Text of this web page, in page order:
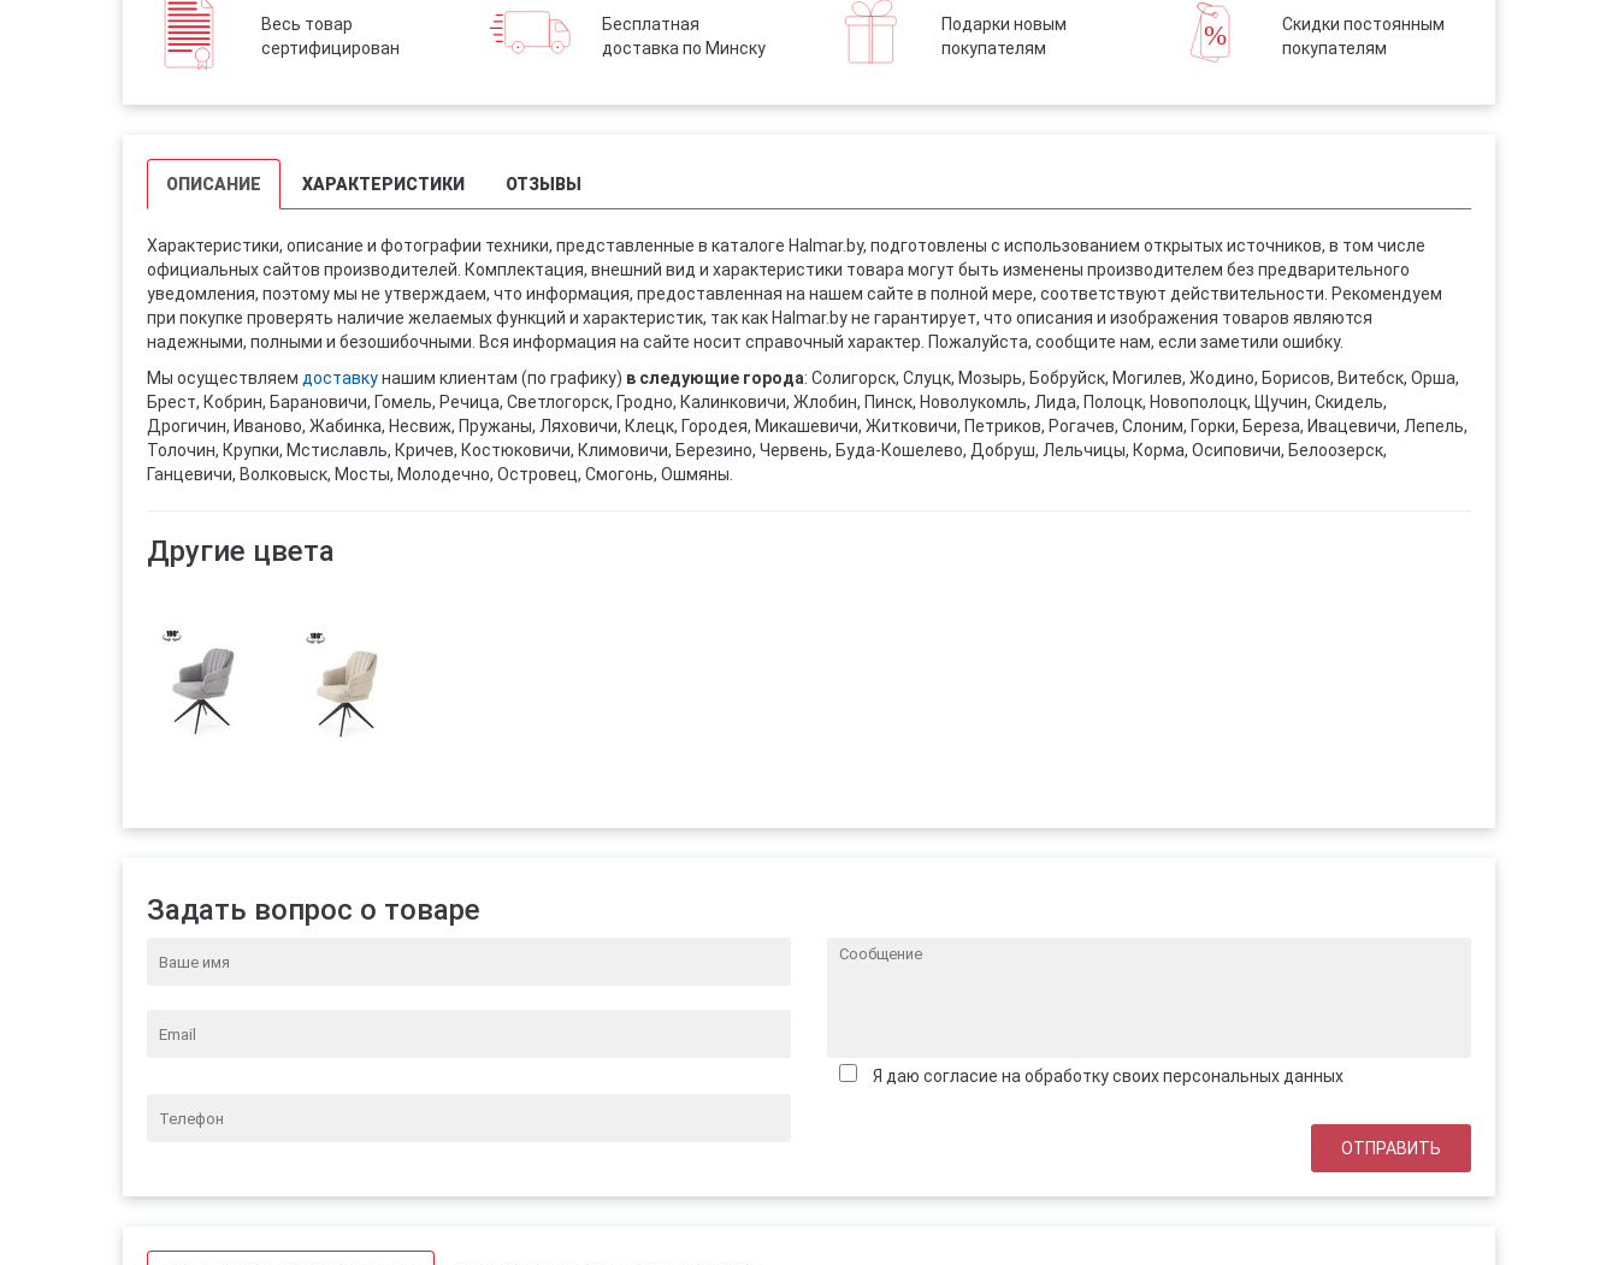
Весь товар
сертифицирован
Бесплатная
доставка по Минску
Подарки новым
покупателям
Скидки постоянным
покупателям
ОПИСАНИЕ ХАРАКТЕРИСТИКИ ОТЗЫВЫ
Характеристики, описание и фотографии техники, представленные в каталоге Halmar.by, подготовлены с использованием открытых источников, в том числе
официальных сайтов производителей. Комплектация, внешний вид и характеристики товара могут быть изменены производителем без предварительного
уведомления, поэтому мы не утверждаем, что информация, предоставленная на нашем сайте в полной мере, соответствуют действительности. Рекомендуем
при покупке проверять наличие желаемых функций и характеристик, так как Halmar.by не гарантирует, что описания и изображения товаров являются
надежными, полными и безошибочными. Вся информация на сайте носит справочный характер. Пожалуйста, сообщите нам, если заметили ошибку.
Мы осуществляем доставкунашим клиентам (по графику) в следующие города: Солигорск, Слуцк, Мозырь, Бобруйск, Могилев, Жодино, Борисов, Витебск, Орша,
Брест, Кобрин, Барановичи, Гомель, Речица, Светлогорск, Гродно, Калинковичи, Жлобин, Пинск, Новолукомль, Лида, Полоцк, Новополоцк, Щучин, Скидель,
Дрогичин, Иваново, Жабинка, Несвиж, Пружаны, Ляховичи, Клецк, Городея, Микашевичи, Житковичи, Петриков, Рогачев, Слоним, Горки, Береза, Ивацевичи, Лепель,
Толочин, Крупки, Мстиславль, Кричев, Костюковичи, Климовичи, Березино, Червень, Буда-Кошелево, Добруш, Лельчицы, Корма, Осиповичи, Белоозерск,
Ганцевичи, Волковыск, Мосты, Молодечно, Островец, Смогонь, Ошмяны.
Другие цвета
Задать вопрос о товаре
Я даю согласие на обработку своих персональных данных